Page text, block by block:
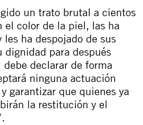
un trato brutal a cientos
el color de la piel, las ha
ha despojado de sus
dignidad para después
declarar de forma
ninguna actuación
garantizar que quienes ya
la restitución y el